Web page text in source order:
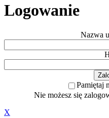
Logowanie
Nazwa
Pamiętaj
Nie możesz się
X